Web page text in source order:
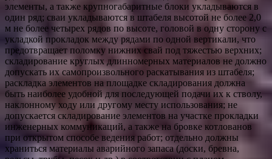
элементы, а также крупногабаритные блоки укладываются в
один ряд; сваи укладываются в штабеля высотой не более 2,0
м не более четырех рядов по высоте, головой в одну сторону с
укладкой прокладок между рядами по одной вертикали, что
предотвращает поломку нижних свай под тяжестью верхних;
складирование круглых длинномерных материалов не должно
допускать их самопроизвольного раскатывания из штабеля;
раскладка элементов на площадке складирования должна
быть наиболее удобной для последующей подачи их к стволу,
наклонному ходу или другому месту использования; не
допускается складирование элементов на участке прокладки
инженерных коммуникаций, а также на бровке котлованов
при открытом способе ведения работ; отдельно должны
храниться материалы аварийного запаса (доски, бревна,